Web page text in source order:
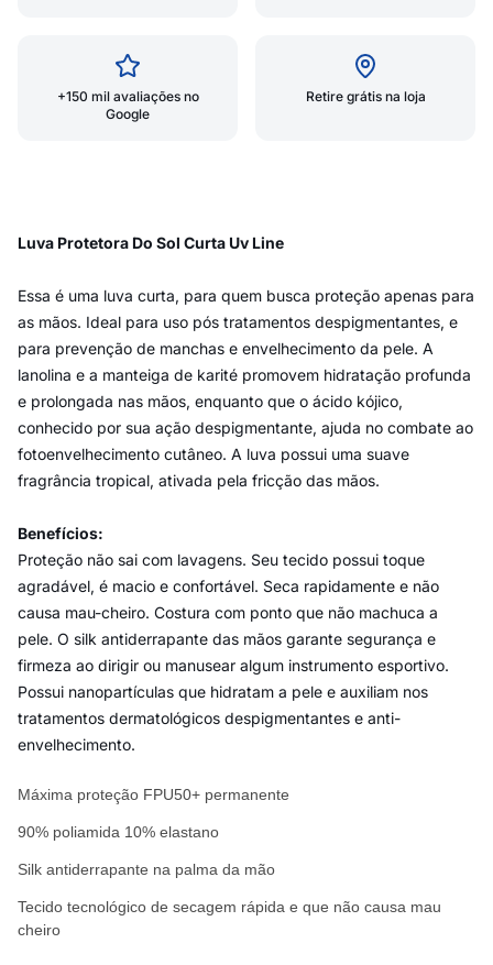
+150 mil avaliações no
Google
Retire grátis na loja
Luva Protetora Do Sol Curta Uv Line
Essa é uma luva curta, para quem busca proteção apenas para
as mãos. Ideal para uso pós tratamentos despigmentantes, e
para prevenção de manchas e envelhecimento da pele. A
lanolina e a manteiga de karité promovem hidratação profunda
e prolongada nas mãos, enquanto que o ácido kójico,
conhecido por sua ação despigmentante, ajuda no combate ao
fotoenvelhecimento cutâneo. A luva possui uma suave
fragrância tropical, ativada pela fricção das mãos.
Benefícios:
Proteção não sai com lavagens. Seu tecido possui toque
agradável, é macio e confortável. Seca rapidamente e não
causa mau-cheiro. Costura com ponto que não machuca a
pele. O silk antiderrapante das mãos garante segurança e
firmeza ao dirigir ou manusear algum instrumento esportivo.
Possui nanopartículas que hidratam a pele e auxiliam nos
tratamentos dermatológicos despigmentantes e anti-
envelhecimento.
Máxima proteção FPU50+ permanente
90% poliamida 10% elastano
Silk antiderrapante na palma da mão
Tecido tecnológico de secagem rápida e que não causa mau
cheiro